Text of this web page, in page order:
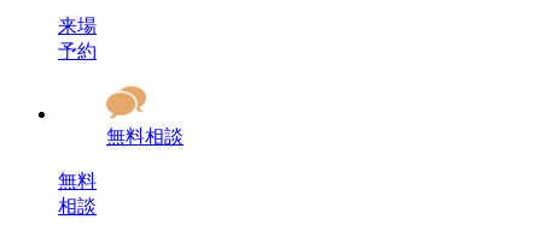
来場
予約
無料相談
無料
相談